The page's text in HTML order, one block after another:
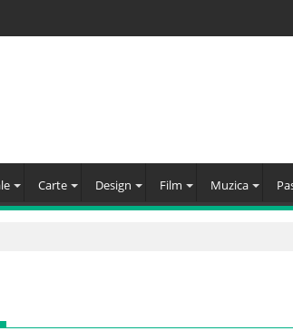
Carte Design Film Muzica